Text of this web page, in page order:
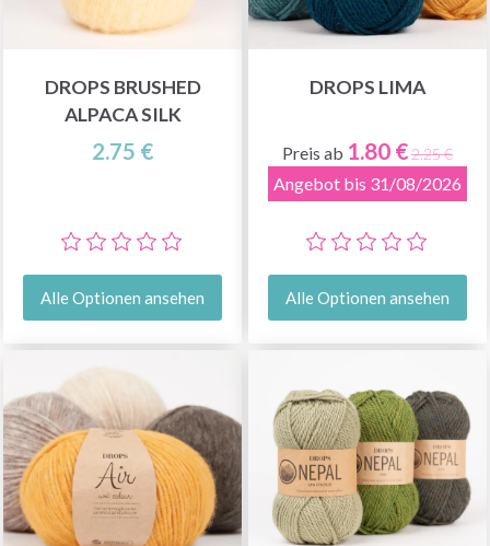
DROPS BRUSHED
ALPACA SILK
2.75 €
Alle Optionen ansehen
DROPS LIMA
Preis ab 1.80 €2.25 €
Angebot bis 31/08/2026
Alle Optionen ansehen